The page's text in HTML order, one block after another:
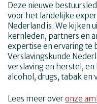
Deze nieuwe
voor het landelijke
Nederland is. We kijken
kernleden, partners en
expertise en ervaring te
Verslavingskunde
verslaving en herstel,
alcohol, drugs, tabak en
Lees meer overonze